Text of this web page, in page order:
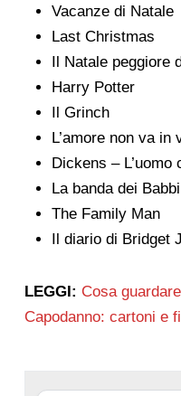
Vacanze di Natale
Last Christmas
Il Natale peggiore
Harry Potter
Il Grinch
L’amore non va in
Dickens –
La banda dei
The Family Man
Il diario di Bridget
LEGGI: Cosa
Capodanno: cartoni e